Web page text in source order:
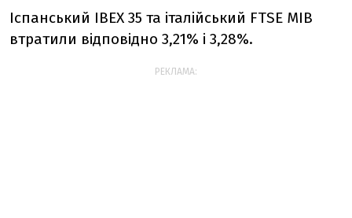
Іспанський IBEX 35 та італійський FTSE MIB
втратили відповідно 3,21% і 3,28%.
РЕКЛАМА: